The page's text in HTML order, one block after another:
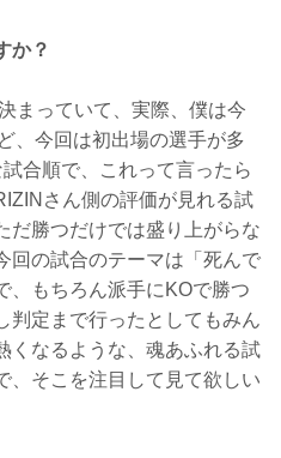
か？
まっていて、実際、僕は今
、今回は初出場の選手が多
合順で、これって言ったら
さん側の評価が見れる試
だ勝つだけでは盛り上がらな
回の試合のテーマは「死んで
、もちろん派手にKOで勝つ
判定まで行ったとしてもみん
くなるような、魂あふれる試
、そこを注目して見て欲しい